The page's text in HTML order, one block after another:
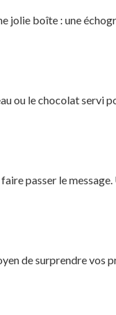
jolie boîte : une
ou le chocolat servi
passer le
de surprendre vos